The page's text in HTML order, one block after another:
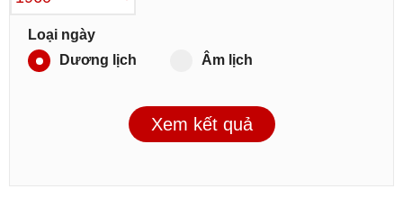
Loại ngày
Dương lịch
Âm lịch
Xem kết quả